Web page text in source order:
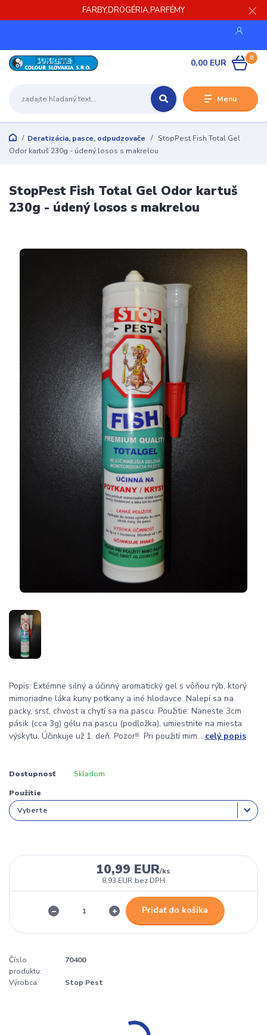
FARBY,DROGÉRIA,PARFÉMY
Menu
0
0,00 EUR
Deratizácia, pasce, odpudzovače
StopPest Fish Total Gel
Odor kartuš 230g - údený losos s makrelou
StopPest Fish Total Gel Odor kartuš
230g - údený losos s makrelou
Popis: Extémne silný a účinný aromatický gel s vôňou rýb, ktorý
mimoriadne láka kuny potkany a iné hlodavce. Nalepí sa na
packy, srsť, chvost a chytí sa na pascu. Použitie: Naneste 3cm
pásik (cca 3g) gélu na pascu (podložka), umiestnite na miesta
výskytu. Účinkuje už 1. deň. Pozor!! Pri použití mim... celý popis
Dostupnosť Skladom
Použitie
10,99 EUR/ks
8,93 EUR bez DPH
Pridať do košíka
Číslo
produktu:
70400
Výrobca: Stop Pest